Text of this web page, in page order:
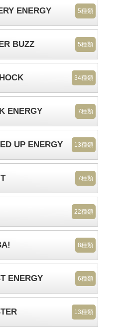
ENERGY 5種類
BUZZ 5種類
34種類
ENERGY 7種類
UP ENERGY 13種類
7種類
22種類
8種類
ENERGY 6種類
13種類